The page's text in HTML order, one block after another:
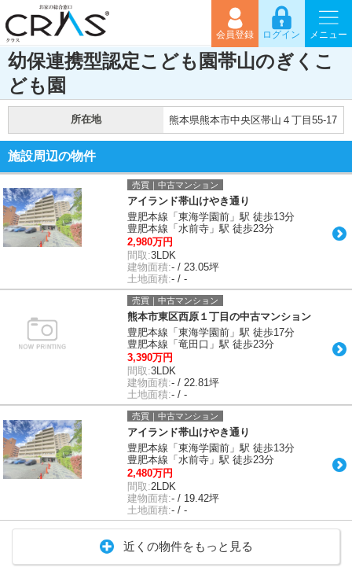
会員登録 ログイン メニュー
幼保連携型認定こども園帯山のぎくこ
ども園
所在地 熊本県熊本市中央区帯山４丁目55-17
施設周辺の物件
売買｜中古マンション
アイランド帯山けやき通り
豊肥本線「東海学園前」駅 徒歩13分
豊肥本線「水前寺」駅 徒歩23分
2,980万円
間取:3LDK
建物面積:- / 23.05坪
土地面積:- / -
売買｜中古マンション
熊本市東区西原１丁目の中古マンション
豊肥本線「東海学園前」駅 徒歩17分
豊肥本線「竜田口」駅 徒歩23分
3,390万円
間取:3LDK
建物面積:- / 22.81坪
土地面積:- / -
売買｜中古マンション
アイランド帯山けやき通り
豊肥本線「東海学園前」駅 徒歩13分
豊肥本線「水前寺」駅 徒歩23分
2,480万円
間取:2LDK
建物面積:- / 19.42坪
土地面積:- / -
近くの物件をもっと見る